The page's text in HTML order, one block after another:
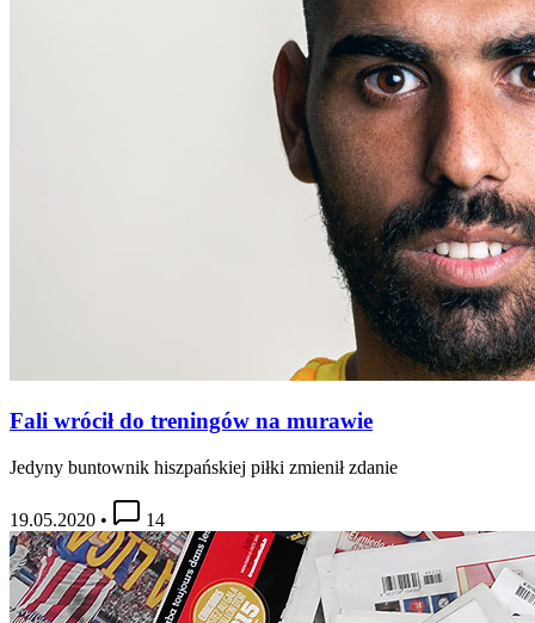
Fali wrócił do treningów na murawie
Jedyny buntownik hiszpańskiej piłki zmienił zdanie
19.05.2020 • 14